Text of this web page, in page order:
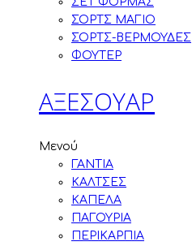
ΣΟΡΤΣ ΜΑΓΙΟ
ΣΟΡΤΣ-ΒΕΡΜΟΥΔΕΣ
ΦΟΥΤΕΡ
ΑΞΕΣΟΥΑΡ
Μενού
ΓΑΝΤΙΑ
ΚΑΛΤΣΕΣ
ΚΑΠΕΛΑ
ΠΑΓΟΥΡΙΑ
ΠΕΡΙΚΑΡΠΙΑ